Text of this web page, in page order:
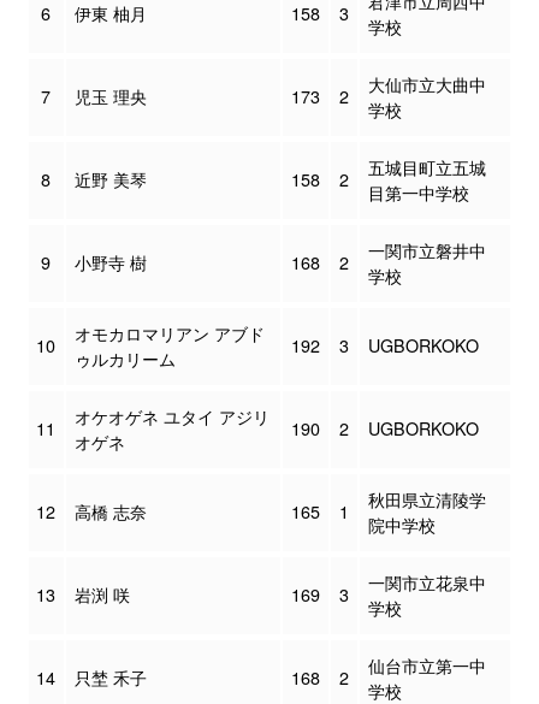
6 伊東 柚月 158 3
学校
7 児玉 理央 173 2
大仙市立大曲中
学校
8 近野 美琴 158 2
五城目町立五城
目第一中学校
9 小野寺 樹 168 2
一関市立磐井中
学校
10
オモカロマリアン アブド
ゥルカリーム
192 3 UGBORKOKO
11
オケオゲネ ユタイ アジリ
オゲネ
190 2 UGBORKOKO
12 高橋 志奈 165 1
秋田県立清陵学
院中学校
13 岩渕 咲 169 3
一関市立花泉中
学校
14 只埜 禾子 168 2
仙台市立第一中
学校